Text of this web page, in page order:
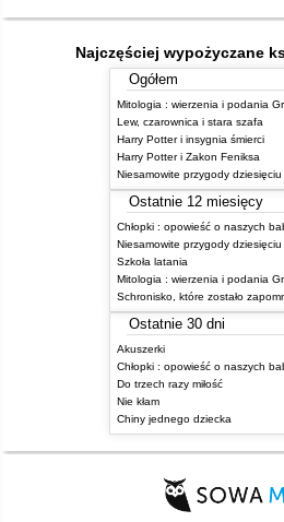
Najczęściej wypożyczane
Ogółem
Lew, czarownica i stara szafa
Harry Potter i insygnia śmierci
Harry Potter i Zakon Feniksa
Ostatnie 12 miesięcy
Chłopki : opowieść o naszych
Szkoła latania
Schronisko, które zostało
Ostatnie 30 dni
Akuszerki
Chłopki : opowieść o naszych
Do trzech razy miłość
Nie kłam
Chiny jednego dziecka